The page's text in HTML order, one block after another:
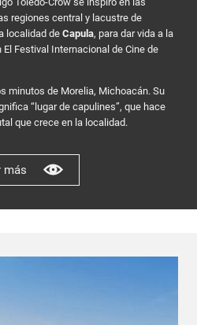
regiones central y lacustre de
localidad de Capula, para dar vida a la
Festival Internacional de Cine de
minutos de Morelia, Michoacán. Su
“lugar de capulines”, que hace
que crece en la localidad.
más